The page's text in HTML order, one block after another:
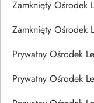
Zamknięty Ośrodek
Zamknięty Ośrodek
Prywatny Ośrodek
Prywatny Ośrodek